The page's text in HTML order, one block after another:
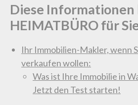
Diese Informationen
HEIMATBÜRO für
Ihr Immobilien-Makler, wenn
verkaufen wollen:
Was ist Ihre Immobilie in
Jetzt den Test starten!